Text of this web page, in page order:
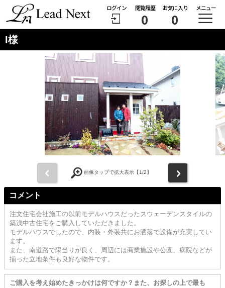
ログイン 閲覧履歴
0
お気に入り
0
メニュー
I様
画像タップで拡大表示【1/2】
コメント
注文住宅会社施工の以前モデルハウスだったスウェーデンスタイルの
築浅中古住宅をご購入していただきました。
モデルハウスでしたので、内装・外装共にお洒落で設備が充実してい
ます。
また、南道路で陽当りが良く、周辺には商業施設や公園、病院などが
揃った立地条件も良好な物件です。
ご購入を考え始めたきっかけは何ですか？また、お探しの上で最も